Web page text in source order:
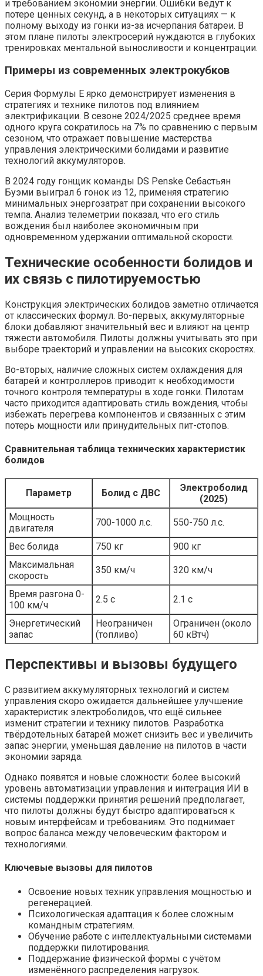
и требованием экономии энергии. Ошибки ведут к
потере ценных секунд, а в некоторых ситуациях — к
полному выходу из гонки из-за исчерпания батареи. В
этом плане пилоты электросерий нуждаются в глубоких
тренировках ментальной выносливости и концентрации.
Примеры из современных электрокубков
Серия Формулы E ярко демонстрирует изменения в
стратегиях и технике пилотов под влиянием
электрификации. В сезоне 2024/2025 среднее время
одного круга сократилось на 7% по сравнению с первым
сезоном, что отражает повышение мастерства
управления электрическими болидами и развитие
технологий аккумуляторов.
В 2024 году гонщик команды DS Penske Себастьян
Буэми выиграл 6 гонок из 12, применяя стратегию
минимальных энергозатрат при сохранении высокого
темпа. Анализ телеметрии показал, что его стиль
вождения был наиболее экономичным при
одновременном удержании оптимальной скорости.
Технические особенности болидов и
их связь с пилотируемостью
Конструкция электрических болидов заметно отличается
от классических формул. Во-первых, аккумуляторные
блоки добавляют значительный вес и влияют на центр
тяжести автомобиля. Пилоты должны учитывать это при
выборе траекторий и управлении на высоких скоростях.
Во-вторых, наличие сложных систем охлаждения для
батарей и контроллеров приводит к необходимости
точного контроля температуры в ходе гонки. Пилотам
часто приходится адаптировать стиль вождения, чтобы
избежать перегрева компонентов и связанных с этим
потерь мощности или принудительных пит-стопов.
Сравнительная таблица технических характеристик
болидов
Параметр Болид с ДВС
Электроболид
(2025)
Мощность
двигателя
700-1000 л.с. 550-750 л.с.
Вес болида 750 кг
900 кг
Максимальная
скорость
350 км/ч 320 км/ч
Время разгона 0-
100 км/ч
2.5 с 2.1 с
Энергетический
запас
Неограничен
(топливо)
Ограничен (около
60 кВтч)
Перспективы и вызовы будущего
С развитием аккумуляторных технологий и систем
управления скоро ожидается дальнейшее улучшение
характеристик электроболидов, что ещё сильнее
изменит стратегии и технику пилотов. Разработка
твёрдотельных батарей может снизить вес и увеличить
запас энергии, уменьшая давление на пилотов в части
экономии заряда.
Однако появятся и новые сложности: более высокий
уровень автоматизации управления и интеграция ИИ в
системы поддержки принятия решений предполагает,
что пилоты должны будут быстро адаптироваться к
новым интерфейсам и требованиям. Это поднимает
вопрос баланса между человеческим фактором и
технологиями.
Ключевые вызовы для пилотов
Освоение новых техник управления мощностью и
регенерацией.
Психологическая адаптация к более сложным
командным стратегиям.
Обучение работе с интеллектуальными системами
поддержки пилотирования.
Поддержание физической формы с учётом
изменённого распределения нагрузок.